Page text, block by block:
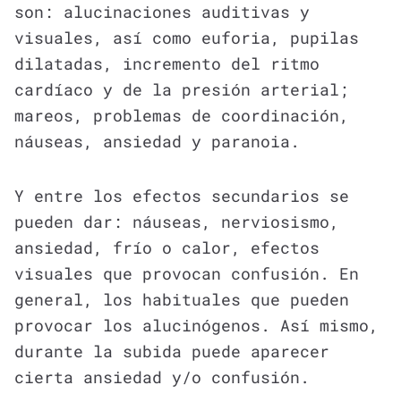
son: alucinaciones auditivas y
visuales, así como euforia, pupilas
dilatadas, incremento del ritmo
cardíaco y de la presión arterial;
mareos, problemas de coordinación,
náuseas, ansiedad y paranoia.
Y entre los efectos secundarios se
pueden dar: náuseas, nerviosismo,
ansiedad, frío o calor, efectos
visuales que provocan confusión. En
general, los habituales que pueden
provocar los alucinógenos. Así mismo,
durante la subida puede aparecer
cierta ansiedad y/o confusión.